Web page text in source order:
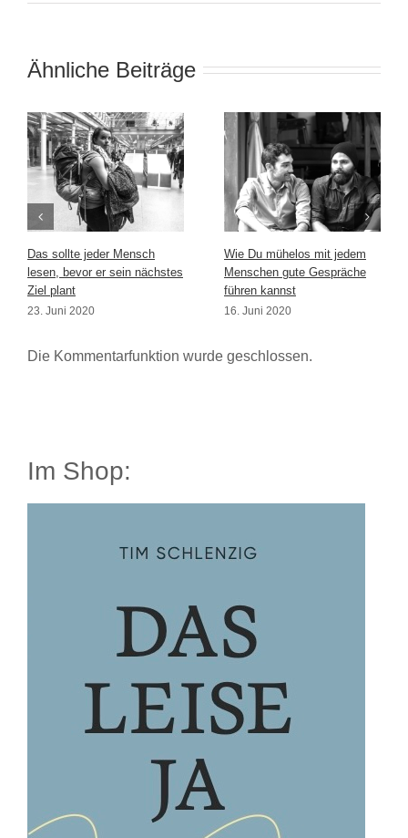
Ähnliche Beiträge
Das sollte jeder Mensch
lesen, bevor er sein nächstes
Ziel plant
23. Juni 2020
Wie Du mühelos mit jedem
Menschen gute Gespräche
führen kannst
16. Juni 2020
Die Kommentarfunktion wurde geschlossen.
Im Shop: